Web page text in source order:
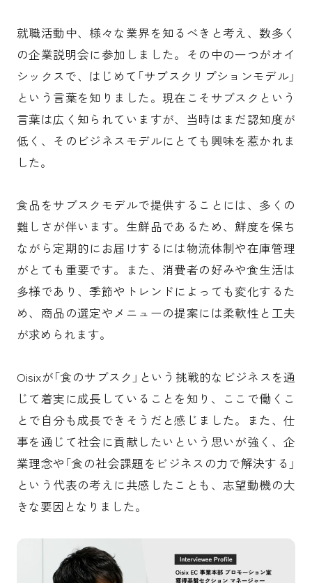
就職活動中、様々な業界を知るべきと考え、数多く
の企業説明会に参加しました。その中の一つがオイ
シックスで、はじめて「サブスクリプションモデル」
という言葉を知りました。現在こそサブスクという
言葉は広く知られていますが、当時はまだ認知度が
低く、そのビジネスモデルにとても興味を惹かれま
した。
食品をサブスクモデルで提供することには、多くの
難しさが伴います。生鮮品であるため、鮮度を保ち
ながら定期的にお届けするには物流体制や在庫管理
がとても重要です。また、消費者の好みや食生活は
多様であり、季節やトレンドによっても変化するた
め、商品の選定やメニューの提案には柔軟性と工夫
が求められます。
Oisixが「食のサブスク」という挑戦的なビジネスを通
じて着実に成長していることを知り、ここで働くこ
とで自分も成長できそうだと感じました。また、仕
事を通じて社会に貢献したいという思いが強く、企
業理念や「食の社会課題をビジネスの力で解決する」
という代表の考えに共感したことも、志望動機の大
きな要因となりました。